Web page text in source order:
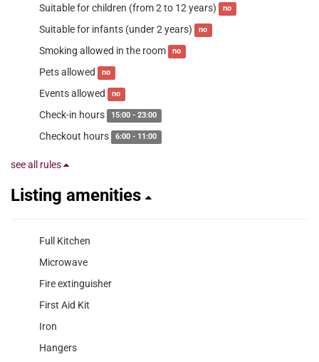
Suitable for children (from 2 to 12 years) no
Suitable for infants (under 2 years) no
Smoking allowed in the room no
Pets allowed no
Events allowed no
Check-in hours 15:00 - 23:00
Checkout hours 6:00 - 11:00
see all rules
Listing amenities
Full Kitchen
Microwave
Fire extinguisher
First Aid Kit
Iron
Hangers